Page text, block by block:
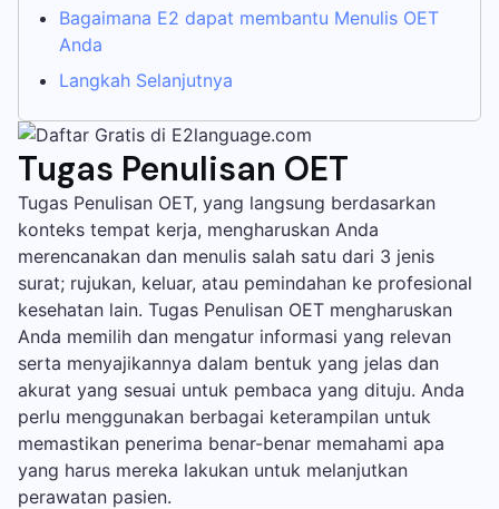
Bagaimana E2 dapat membantu Menulis OET
Anda
Langkah Selanjutnya
Tugas Penulisan OET
Tugas Penulisan OET, yang langsung berdasarkan
konteks tempat kerja, mengharuskan Anda
merencanakan dan menulis salah satu dari 3 jenis
surat; rujukan, keluar, atau pemindahan ke profesional
kesehatan lain. Tugas Penulisan OET mengharuskan
Anda memilih dan mengatur informasi yang relevan
serta menyajikannya dalam bentuk yang jelas dan
akurat yang sesuai untuk pembaca yang dituju. Anda
perlu menggunakan berbagai keterampilan untuk
memastikan penerima benar-benar memahami apa
yang harus mereka lakukan untuk melanjutkan
perawatan pasien.